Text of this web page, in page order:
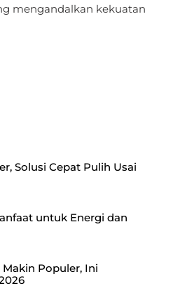
mengandalkan kekuatan
Solusi Cepat Pulih Usai
untuk Energi dan
Populer, Ini